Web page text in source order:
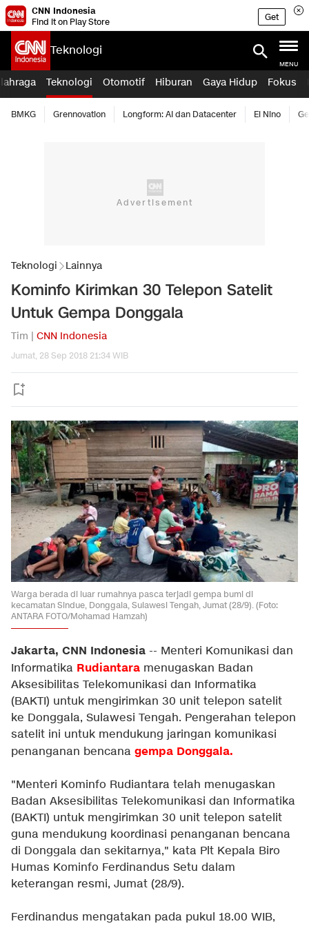
CNN Indonesia
Find it on Play Store
Get
Teknologi
MENU
Teknologi Otomotif Hiburan Gaya Hidup Fokus
BMKG Grennovation Longform: AI dan Datacenter El Nino
Teknologi Lainnya
Kominfo Kirimkan 30 Telepon Satelit
Untuk Gempa Donggala
Tim | CNN Indonesia
Jumat, 28 Sep 2018 21:34 WIB
Warga berada di luar rumahnya pasca terjadi gempa bumi di
kecamatan Sindue, Donggala, Sulawesi Tengah, Jumat (28/9). (Foto:
ANTARA FOTO/Mohamad Hamzah)
Jakarta, CNN Indonesia -- Menteri Komunikasi dan
Informatika Rudiantara menugaskan Badan
Aksesibilitas Telekomunikasi dan Informatika
(BAKTI) untuk mengirimkan 30 unit telepon satelit
ke Donggala, Sulawesi Tengah. Pengerahan telepon
satelit ini untuk mendukung jaringan komunikasi
penanganan bencana gempa Donggala.
"Menteri Kominfo Rudiantara telah menugaskan
Badan Aksesibilitas Telekomunikasi dan Informatika
(BAKTI) untuk mengirimkan 30 unit telepon satelit
guna mendukung koordinasi penanganan bencana
di Donggala dan sekitarnya," kata Plt Kepala Biro
Humas Kominfo Ferdinandus Setu dalam
keterangan resmi, Jumat (28/9).
Ferdinandus mengatakan pada pukul 18.00 WIB,